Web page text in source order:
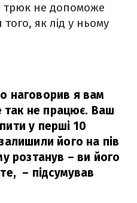
не допоможе
того, як лід у ньому
наговорив я вам
так не працює. Ваш
у перші 10
його на пів
розтанув – ви його
– підсумував